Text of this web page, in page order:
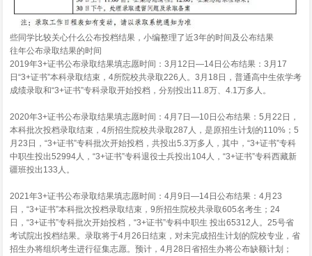
些同学比较关心什么公布投档结果，小编整理了近3年的时间及公布结果
往年公布录取结果的时间
2019年3+证书公布录取结果填志愿时间：3月12日—14日公布结果：3月17
日“3+证书”本科录取结束，4所院校共录取226人。3月18日，普通高中生依学考
成绩录取和“3+证书”专科录取开始投档，分别投出11.8万、4.1万多人。
2020年3+证书公布录取结果填志愿时间：4月7日—10日公布结果：5月22日，
本科批次投档录取结束，4所招生院校共录取287人，是原招生计划的110%；5
月23日，“3+证书”专科批次开始投档，共投出5.3万多人，其中，“3+证书”专科
中职生投出52994人，“3+证书”专科退役士兵投出104人，“3+证书”专科西藏新
疆班投出133人。
2021年3+证书公布录取结果填志愿时间：4月9日—14日公布结果：4月23
日，“3+证书”本科批次投档录取结束，9所招生院校共录取605名考生；24
日，“3+证书”专科批次开始投档，“3+证书”专科中职生 投出65312人。25号省
考试院出投档结果。录取将于4月26日结束，对未完成招生计划的院校专业，省
招生办将组织考生进行征集志愿。预计，4月28日省招生办将公布缺额计划；